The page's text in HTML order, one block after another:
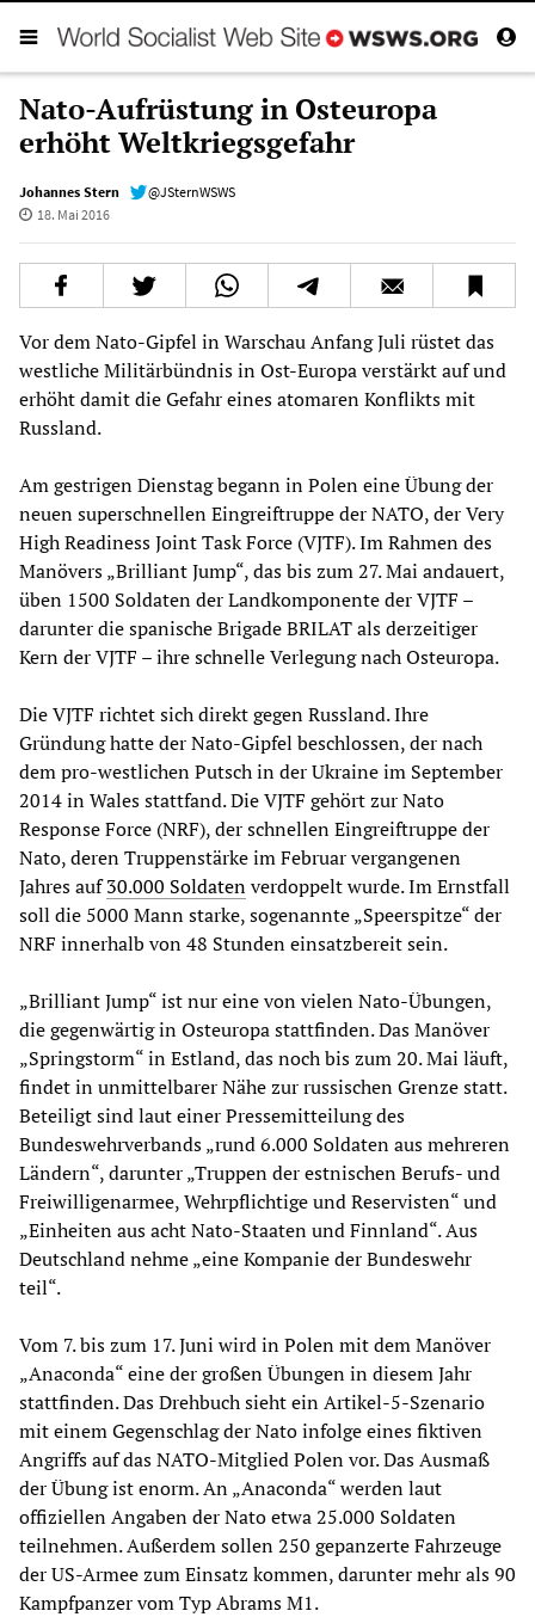
Nato-Aufrüstung in Osteuropa
erhöht Weltkriegsgefahr
Johannes Stern
@JSternWSWS
18. Mai 2016
Vor dem Nato-Gipfel in Warschau Anfang Juli rüstet das
westliche Militärbündnis in Ost-Europa verstärkt auf und
erhöht damit die Gefahr eines atomaren Konflikts mit
Russland.
Am gestrigen Dienstag begann in Polen eine Übung der
neuen superschnellen Eingreiftruppe der NATO, der Very
High Readiness Joint Task Force (VJTF). Im Rahmen des
Manövers „Brilliant Jump“, das bis zum 27. Mai andauert,
üben 1500 Soldaten der Landkomponente der VJTF –
darunter die spanische Brigade BRILAT als derzeitiger
Kern der VJTF – ihre schnelle Verlegung nach Osteuropa.
Die VJTF richtet sich direkt gegen Russland. Ihre
Gründung hatte der Nato-Gipfel beschlossen, der nach
dem pro-westlichen Putsch in der Ukraine im September
2014 in Wales stattfand. Die VJTF gehört zur Nato
Response Force (NRF), der schnellen Eingreiftruppe der
Nato, deren Truppenstärke im Februar vergangenen
Jahres auf30.000 Soldatenverdoppelt wurde. Im Ernstfall
soll die 5000 Mann starke, sogenannte „Speerspitze“ der
NRF innerhalb von 48 Stunden einsatzbereit sein.
„Brilliant Jump“ ist nur eine von vielen Nato-Übungen,
die gegenwärtig in Osteuropa stattfinden. Das Manöver
„Springstorm“ in Estland, das noch bis zum 20. Mai läuft,
findet in unmittelbarer Nähe zur russischen Grenze statt.
Beteiligt sind laut einer Pressemitteilung des
Bundeswehrverbands „rund 6.000 Soldaten aus mehreren
Ländern“, darunter „Truppen der estnischen Berufs- und
Freiwilligenarmee, Wehrpflichtige und Reservisten“ und
„Einheiten aus acht Nato-Staaten und Finnland“. Aus
Deutschland nehme „eine Kompanie der Bundeswehr
teil“.
Vom 7. bis zum 17. Juni wird in Polen mit dem Manöver
„Anaconda“ eine der großen Übungen in diesem Jahr
stattfinden. Das Drehbuch sieht ein Artikel-5-Szenario
mit einem Gegenschlag der Nato infolge eines fiktiven
Angriffs auf das NATO-Mitglied Polen vor. Das Ausmaß
der Übung ist enorm. An „Anaconda“ werden laut
offiziellen Angaben der Nato etwa 25.000 Soldaten
teilnehmen. Außerdem sollen 250 gepanzerte Fahrzeuge
der US-Armee zum Einsatz kommen, darunter mehr als 90
Kampfpanzer vom Typ Abrams M1.